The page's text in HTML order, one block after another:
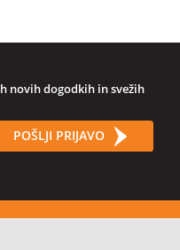
novih dogodkih in svežih
POŠLJI PRIJAVO